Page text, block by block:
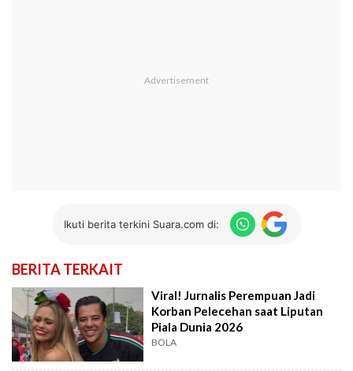
Ikuti berita terkini Suara.com di:
BERITA TERKAIT
Viral! Jurnalis Perempuan Jadi
Korban Pelecehan saat Liputan
Piala Dunia 2026
BOLA